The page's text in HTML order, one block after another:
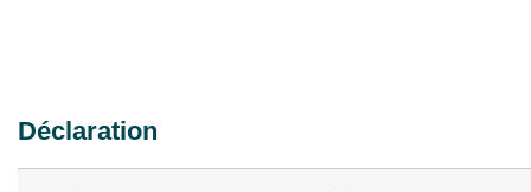
Déclaration